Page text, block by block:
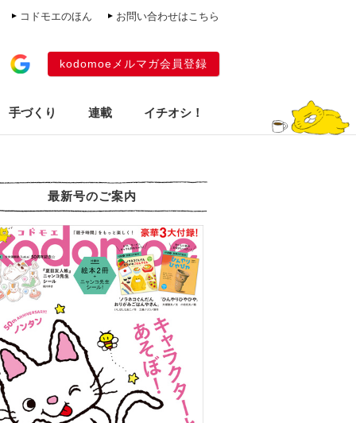
コドモエのほん お問い合わせはこちら
kodomoeメルマガ会員登録
手づくり 連載 イチオシ！
最新号のご案内